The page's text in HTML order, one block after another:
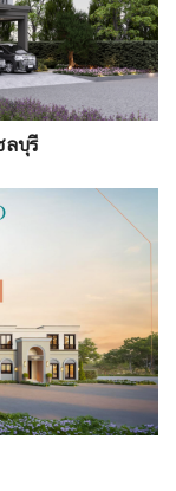
ลบุรี